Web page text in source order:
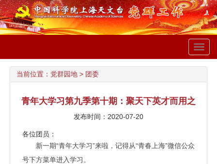
当前位置： 党群园地 > 团委
青年大学习第九季第十期：聚天下英才而用之
发布时间：2020-07-20
各位团员：
新一期“青年大学习”来啦，记得从“青春上海”微信公众
号下方菜单进入学习。